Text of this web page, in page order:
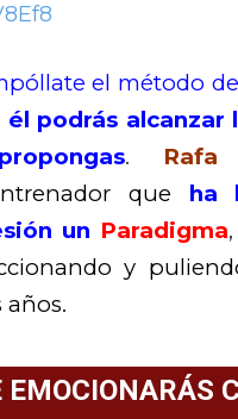
el método de
él podrás alcanzar
. Rafa
que
ha
un Paradigma,
y
años.
EMOCIONARÁS